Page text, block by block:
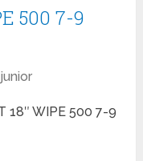
500 7-9
18″ WIPE 500 7-9